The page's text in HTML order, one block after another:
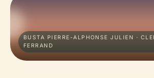
BUSTA PIERRE-ALPHONSE JULIEN ·
FERRAND